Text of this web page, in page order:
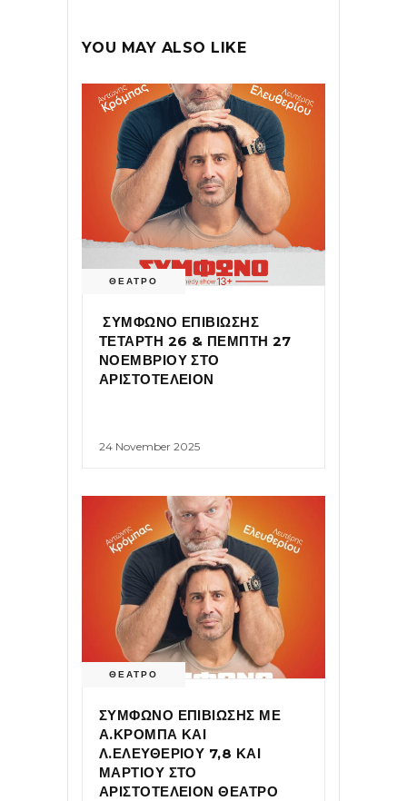
YOU MAY ALSO LIKE
ΘΕΑΤΡΟ
ΣΥΜΦΩΝΟ ΕΠΙΒΙΩΣΗΣ
ΤΕΤΑΡΤΗ 26 & ΠΕΜΠΤΗ 27
ΝΟΕΜΒΡΙΟΥ ΣΤΟ
ΑΡΙΣΤΟΤΕΛΕΙΟΝ
24 November 2025
ΘΕΑΤΡΟ
ΣΥΜΦΩΝΟ ΕΠΙΒΙΩΣΗΣ ΜΕ
Α.ΚΡΟΜΠΑ ΚΑΙ
Λ.ΕΛΕΥΘΕΡΙΟΥ 7,8 ΚΑΙ
ΜΑΡΤΙΟΥ ΣΤΟ
ΑΡΙΣΤΟΤΕΛΕΙΟΝ ΘΕΑΤΡΟ